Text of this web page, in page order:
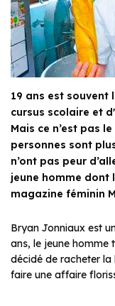
19 ans est souvent
cursus scolaire et
Mais ce n’est pas
personnes sont
n’ont pas peur
jeune homme dont
magazine féminin
Bryan Jonniaux est
ans, le jeune homme
décidé de racheter
faire une affaire